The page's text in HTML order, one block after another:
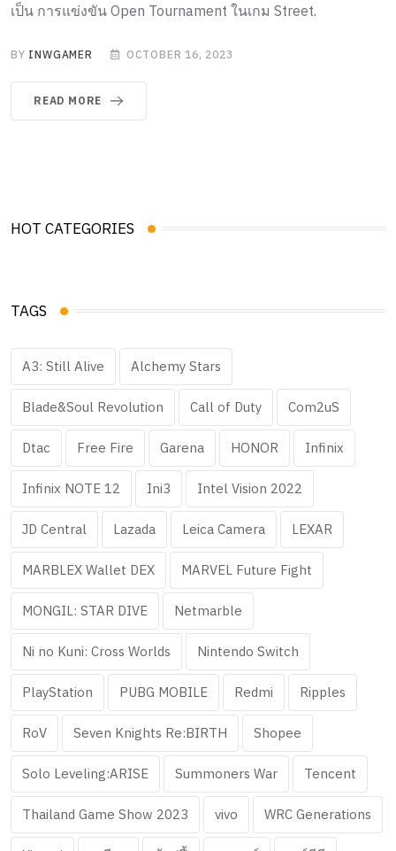
เป็น การแข่งขัน Open Tournament ในเกม Street.
BY INWGAMER OCTOBER 16, 2023
READ MORE
HOT CATEGORIES
TAGS
A3: Still Alive Alchemy Stars
Blade&Soul Revolution Call of Duty Com2uS
Dtac Free Fire Garena HONOR Infinix
Infinix NOTE 12 Ini3 Intel Vision 2022
JD Central Lazada Leica Camera LEXAR
MARBLEX Wallet DEX MARVEL Future Fight
MONGIL: STAR DIVE Netmarble
Ni no Kuni: Cross Worlds Nintendo Switch
PlayStation PUBG MOBILE Redmi Ripples
RoV Seven Knights Re:BIRTH Shopee
Solo Leveling:ARISE Summoners War Tencent
Thailand Game Show 2023 vivo WRC Generations